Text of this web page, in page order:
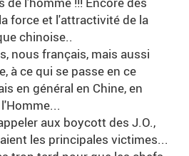
force et l'attractivité de la
chinoise..
nous français, mais aussi
à ce qui se passe en ce
en général en Chine, en
aux boycott des J.O.,
les principales victimes...